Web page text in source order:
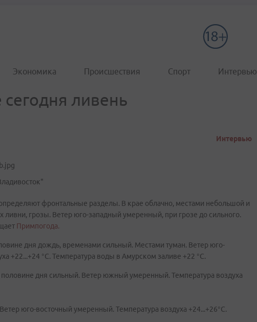
Экономика Происшествия Спорт Интервью
ливень
Интервью
фронтальные разделы. В крае облачно, местами небольшой и
грозы. Ветер юго-западный умеренный, при грозе до сильного.
Примпогода.
дня дождь, временами сильный. Местами туман. Ветер юго-
+22...+24 °C. Температура воды в Амурском заливе +22 °C.
дня сильный. Ветер южный умеренный. Температура воздуха
юго-восточный умеренный. Температура воздуха +24...+26°C.